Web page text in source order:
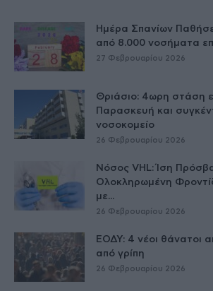
Ημέρα Σπανίων
από 8.000 νοσήματα
27 Φεβρουαρίου 2026
Θριάσιο: 4ωρη στάση
Παρασκευή και
νοσοκομείο
26 Φεβρουαρίου 2026
Νόσος VHL: Ίση
Ολοκληρωμένη
με...
26 Φεβρουαρίου 2026
ΕΟΔΥ: 4 νέοι θάνατοι
από γρίπη
26 Φεβρουαρίου 2026